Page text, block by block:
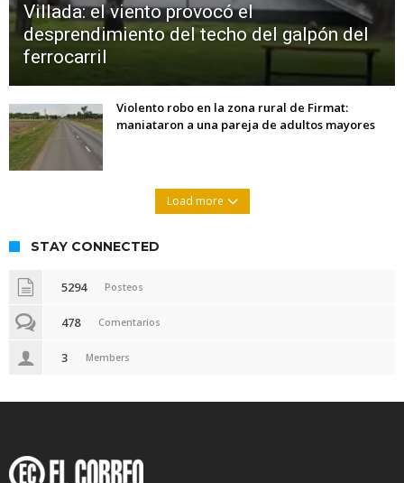
Villada: el viento provocó el
desprendimiento del techo del galpón del
ferrocarril
Violento robo en la zona rural de Firmat:
maniataron a una pareja de adultos mayores
Load more
STAY CONNECTED
5294 Posteos
478 Comentarios
3 Members